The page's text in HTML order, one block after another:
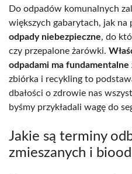
Do odpadów komunalnych
większych gabarytach, jak na
odpady niebezpieczne, do
czy przepalone żarówki.
odpadami ma fundamentalne
zbiórka i recykling to
dbałości o zdrowie nas
byśmy przykładali wagę do
Jakie są terminy
zmieszanych i